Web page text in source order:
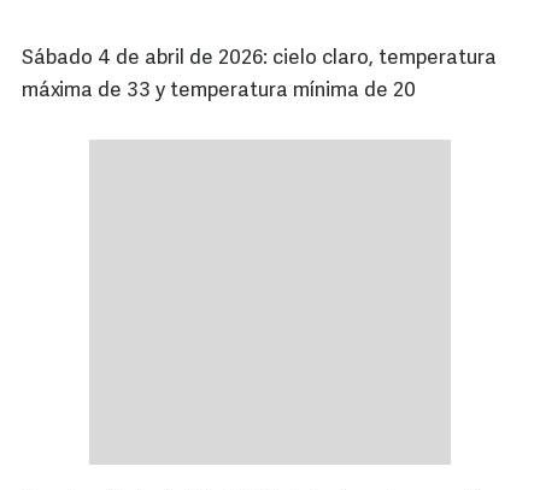
Sábado 4 de abril de 2026: cielo claro, temperatura
máxima de 33 y temperatura mínima de 20